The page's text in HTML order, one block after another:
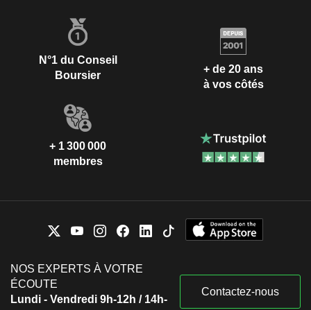
N°1 du Conseil
Boursier
+ de 20 ans
à vos côtés
+ 1 300 000
membres
NOS EXPERTS À VOTRE
ÉCOUTE
Lundi - Vendredi 9h-12h / 14h-
Contactez-nous